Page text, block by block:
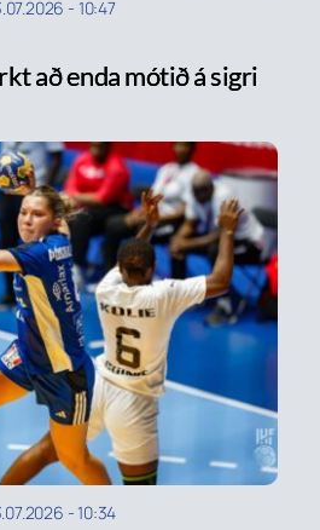
- 10:47
að enda mótið á sigri
-10:34